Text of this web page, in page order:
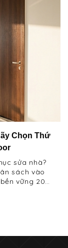
Chọn Thứ
sửa nhà?
sách vào
vững 20